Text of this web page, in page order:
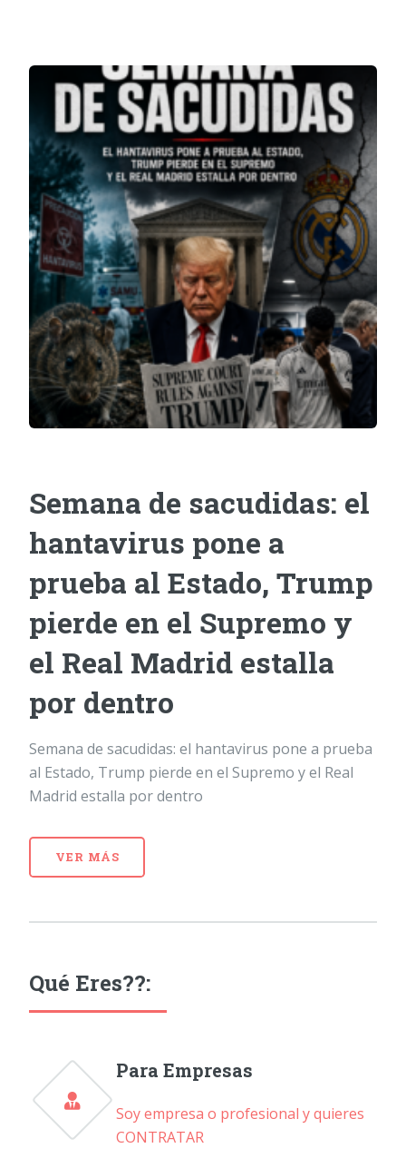
Semana de sacudidas: el
hantavirus pone a
prueba al Estado, Trump
pierde en el Supremo y
el Real Madrid estalla
por dentro
Semana de sacudidas: el hantavirus pone a prueba
al Estado, Trump pierde en el Supremo y el Real
Madrid estalla por dentro
VER MÁS
Qué Eres??:
Para Empresas
Soy empresa o profesional y quieres
CONTRATAR